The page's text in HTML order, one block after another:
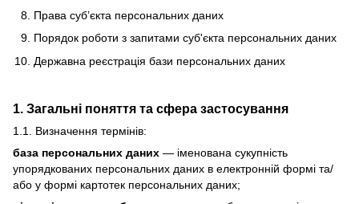
Права суб’єкта персональних даних
Порядок роботи з запитами суб'єкта персональних даних
Державна реєстрація бази персональних даних
1. Загальні поняття та сфера застосування
1.1. Визначення термінів:
база персональних даних — іменована сукупність
упорядкованих персональних даних в електронній формі та/
або у формі картотек персональних даних;